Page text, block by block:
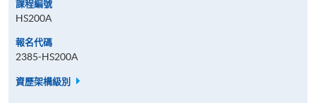
課程編號
HS200A
報名代碼
2385-HS200A
資歷架構級別